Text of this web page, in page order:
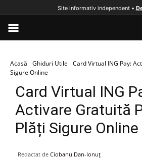
Acasă Ghiduri Utile
Card Virtual ING Pay:
Sigure Online
Card Virtual ING
Activare Gratuită
Plăți Sigure Online
Redactat de Ciobanu Dan-Ionuț
Site informativ independent •